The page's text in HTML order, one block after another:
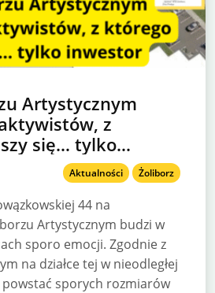
Artystycznym
z
się… tylko
Aktualności Żoliborz
44 na
Artystycznym budzi w
sporo emocji. Zgodnie z
na działce tej w nieodległej
powstać sporych rozmiarów